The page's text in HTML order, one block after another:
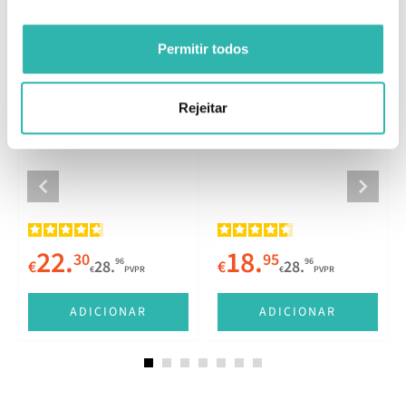
Permitir todos
Rejeitar
Condicionador 250ml
€22.30€28.96
PVPR
ADICIONAR
Shampoo 250ml
€18.95€28.96
PVPR
ADICIONAR